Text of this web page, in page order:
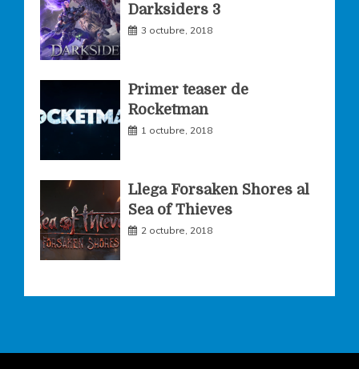
m
Darksiders 3
3 octubre, 2018
Primer teaser de
Rocketman
1 octubre, 2018
Llega Forsaken Shores al
Sea of Thieves
2 octubre, 2018